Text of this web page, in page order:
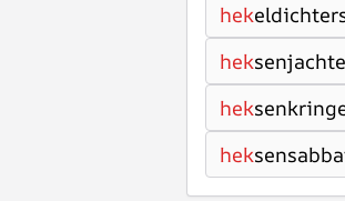
hek
hek
hek
hek